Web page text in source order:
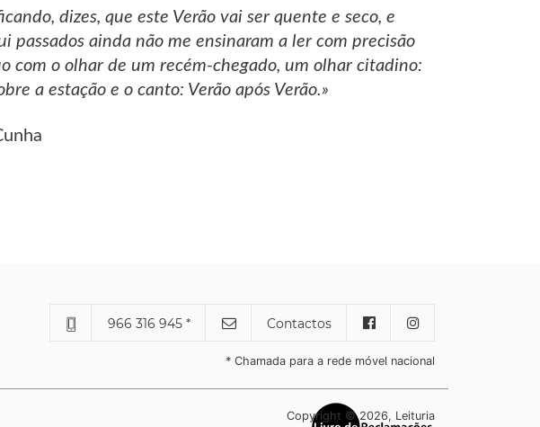
dizes, que este Verão vai ser quente e seco, e
passados ainda não me ensinaram a ler com precisão
com o olhar de um recém-chegado, um olhar citadino:
a estação e o canto: Verão após Verão.»
966 316 945 * Contactos
* Chamada para a rede móvel nacional
Copyright © 2026, Leituria